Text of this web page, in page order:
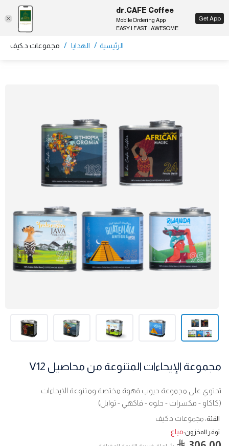
EN
الرئيسية / الهدايا / مجموعات د.كيف
مجموعة الإيحاءات المتنوعة من محاصيل V12
تحتوي على مجموعة حبوب قهوة مختصة ومتنوعة الايحاءات
(كاكاو - مكسرات - حلوه - فاكهي - توابل)
الفئة: مجموعات د.كيف
توفر المخزون:مباع
dr.CAFE Coffee
Mobile Ordering App
EASY | FAST | AWESOME
Get App